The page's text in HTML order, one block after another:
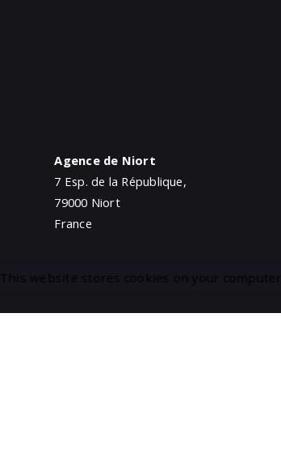
Agence de Niort
7 Esp. de la République,
79000 Niort
France
This website stores cookies on your computer.